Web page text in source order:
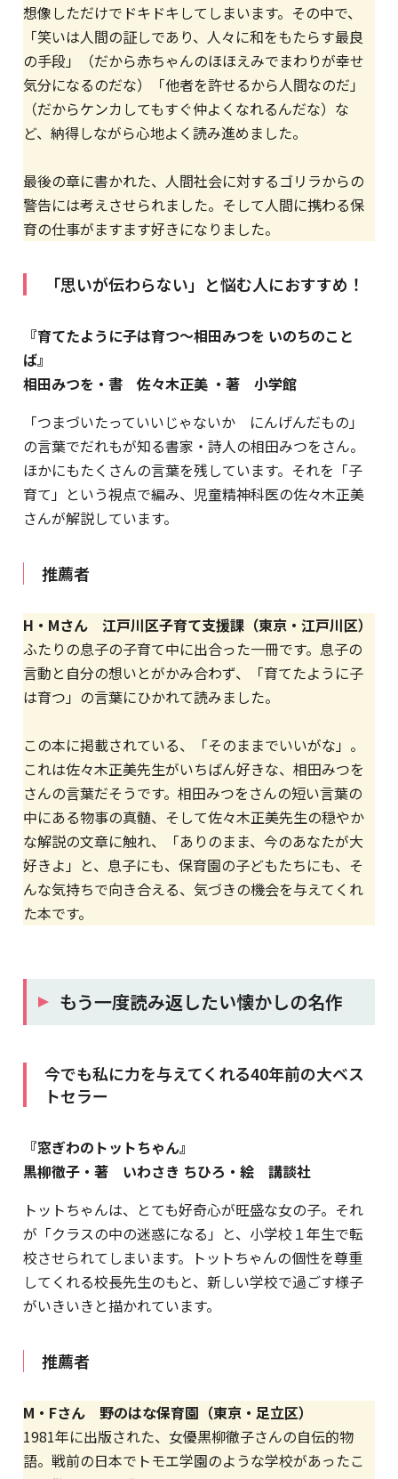
想像しただけでドキドキしてしまいます。その中で、
「笑いは人間の証しであり、人々に和をもたらす最良
の手段」（だから赤ちゃんのほほえみでまわりが幸せ
気分になるのだな）「他者を許せるから人間なのだ」
（だからケンカしてもすぐ仲よくなれるんだな）な
ど、納得しながら心地よく読み進めました。
最後の章に書かれた、人間社会に対するゴリラからの
警告には考えさせられました。そして人間に携わる保
育の仕事がますます好きになりました。
「思いが伝わらない」と悩む人におすすめ！
『育てたように子は育つ〜相田みつを いのちのこと
ば』
相田みつを・書 佐々木正美 ・著 小学館
「つまづいたっていいじゃないか にんげんだもの」
の言葉でだれもが知る書家・詩人の相田みつをさん。
ほかにもたくさんの言葉を残しています。それを「子
育て」という視点で編み、児童精神科医の佐々木正美
さんが解説しています。
推薦者
H・Mさん 江戸川区子育て支援課（東京・江戸川区）
ふたりの息子の子育て中に出合った一冊です。息子の
言動と自分の想いとがかみ合わず、「育てたように子
は育つ」の言葉にひかれて読みました。
この本に掲載されている、「そのままでいいがな」。
これは佐々木正美先生がいちばん好きな、相田みつを
さんの言葉だそうです。相田みつをさんの短い言葉の
中にある物事の真髄、そして佐々木正美先生の穏やか
な解説の文章に触れ、「ありのまま、今のあなたが大
好きよ」と、息子にも、保育園の子どもたちにも、そ
んな気持ちで向き合える、気づきの機会を与えてくれ
た本です。
もう一度読み返したい懐かしの名作
今でも私に力を与えてくれる40年前の大ベス
トセラー
『窓ぎわのトットちゃん』
黒柳徹子・著 いわさき ちひろ・絵 講談社
トットちゃんは、とても好奇心が旺盛な女の子。それ
が「クラスの中の迷惑になる」と、小学校１年生で転
校させられてしまいます。トットちゃんの個性を尊重
してくれる校長先生のもと、新しい学校で過ごす様子
がいきいきと描かれています。
推薦者
M・Fさん 野のはな保育園（東京・足立区）
1981年に出版された、女優黒柳徹子さんの自伝的物
語。戦前の日本でトモエ学園のような学校があったこ